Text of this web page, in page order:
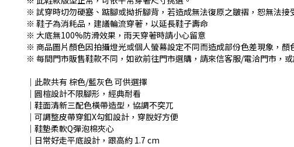
※ 試穿時切勿硬塞、踮腳或拗折腳背，若造成無法復原之皺褶，恕無法接
※ 鞋子為消耗品，建議輪流穿著，以延長鞋子壽命
※ 大底無100%防滑效果，雨天穿著時請小心留意
※ 商品圖片顏色因拍攝燈光或個人螢幕設定不同而造成部份色差現象，顏
※ 每間門市販售鞋款不同，如欲前往門市選購，請來信客服/電洽門市，
│此款共有 棕色/藍灰色 可供選擇
│圓楦設計不限腳形，經典耐看
│鞋面清新三配色橫帶造型，協調不突兀
│可調整皮帶穿釦X勾釦設計，穿脫好方便
│鞋墊柔軟Q彈泡棉夾心
│日常好走平底設計，跟高約 1.7 cm